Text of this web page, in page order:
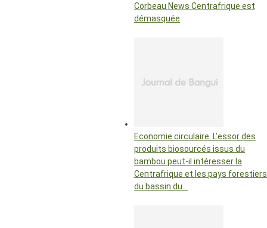
Corbeau News Centrafrique est
démasquée
Economie circulaire. L’essor des
produits biosourcés issus du
bambou peut-il intéresser la
Centrafrique et les pays forestiers
du bassin du…